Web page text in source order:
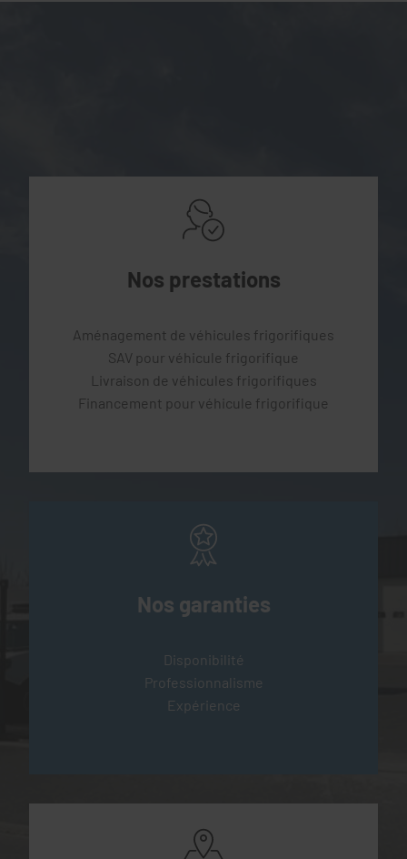
Nos prestations
Aménagement de véhicules frigorifiques
SAV pour véhicule frigorifique
Livraison de véhicules frigorifiques
Financement pour véhicule frigorifique
Nos garanties
Disponibilité
Professionnalisme
Expérience